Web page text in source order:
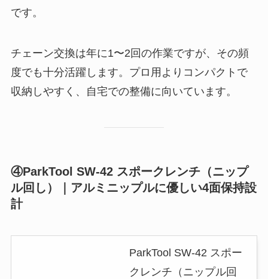
です。
チェーン交換は年に1〜2回の作業ですが、その頻
度でも十分活躍します。プロ用よりコンパクトで
収納しやすく、自宅での整備に向いています。
④ParkTool SW-42 スポークレンチ（ニップ
ル回し）｜アルミニップルに優しい4面保持設
計
ParkTool SW-42 スポー
クレンチ（ニップル回